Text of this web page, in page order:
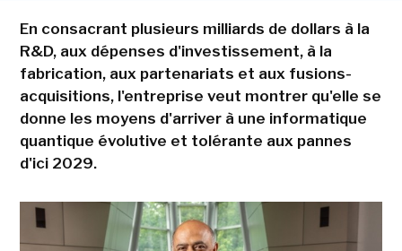
En consacrant plusieurs milliards de dollars à la
R&D, aux dépenses d'investissement, à la
fabrication, aux partenariats et aux fusions-
acquisitions, l'entreprise veut montrer qu'elle se
donne les moyens d'arriver à une informatique
quantique évolutive et tolérante aux pannes
d'ici 2029.